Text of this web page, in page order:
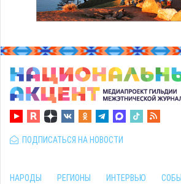
ПОДПИСАТЬСЯ НА НОВОСТИ
НАРОДЫ РЕГИОНЫ ИНТЕРВЬЮ